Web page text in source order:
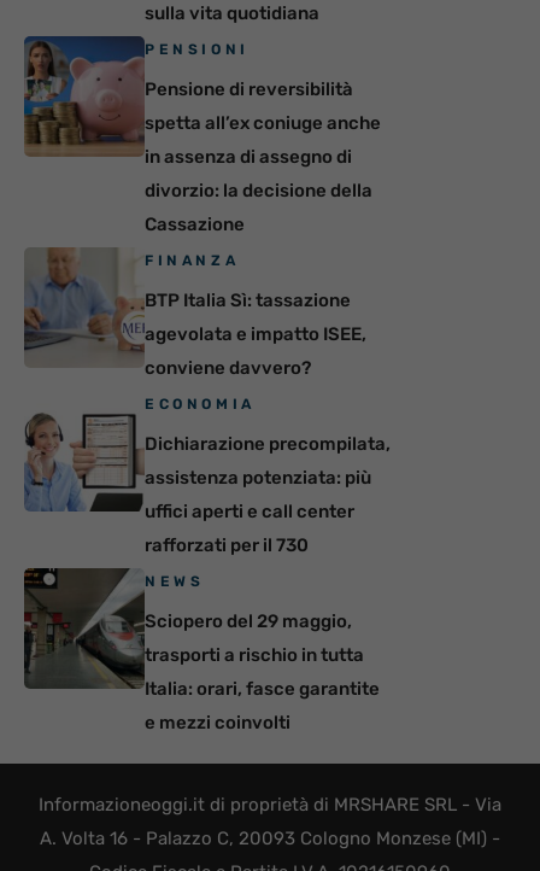
sulla vita quotidiana
PENSIONI
Pensione di reversibilità
spetta all’ex coniuge anche
in assenza di assegno di
divorzio: la decisione della
Cassazione
FINANZA
BTP Italia Sì: tassazione
agevolata e impatto ISEE,
conviene davvero?
ECONOMIA
Dichiarazione precompilata,
assistenza potenziata: più
uffici aperti e call center
rafforzati per il 730
NEWS
Sciopero del 29 maggio,
trasporti a rischio in tutta
Italia: orari, fasce garantite
e mezzi coinvolti
Informazioneoggi.it di proprietà di MRSHARE SRL - Via
A. Volta 16 - Palazzo C, 20093 Cologno Monzese (MI) -